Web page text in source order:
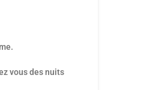
vous des nuits